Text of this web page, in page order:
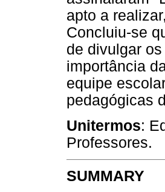
apto a
Concluiu-se
de divulgar
importância
equipe
pedagógicas
Unitermos:
Professores.
SUMMARY